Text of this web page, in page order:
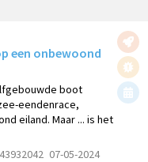
een onbewoond
boot
eendenrace,
eiland. Maar ... is het
07-05-2024